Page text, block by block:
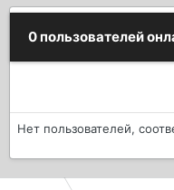
0 пользователей
Нет пользователей,